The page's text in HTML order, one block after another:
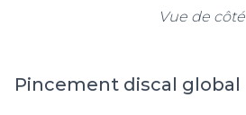
Vue de côté
Pincement discal global